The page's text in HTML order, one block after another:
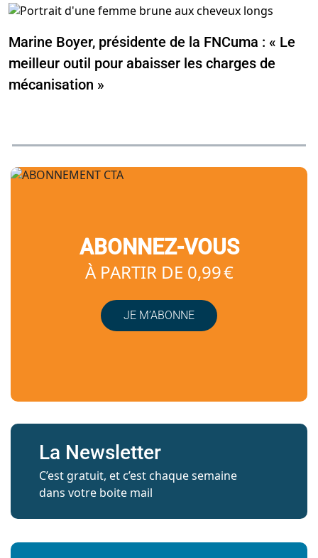
Marine Boyer, présidente de la FNCuma : « Le
meilleur outil pour abaisser les charges de
mécanisation »
ABONNEZ-VOUS
À PARTIR DE 0,99 €
JE M’ABONNE
La Newsletter
C’est gratuit, et c’est chaque semaine
dans votre boite mail